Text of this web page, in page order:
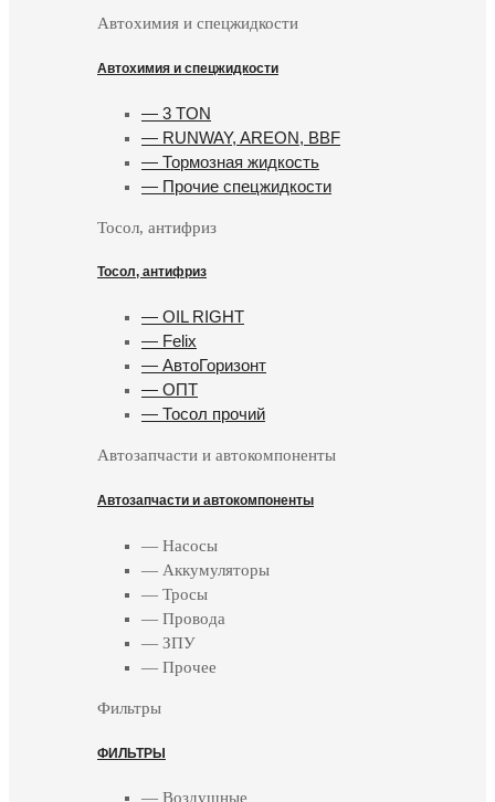
Автохимия и спецжидкости
Автохимия и спецжидкости
— 3 TON
— RUNWAY, AREON, BBF
— Тормозная жидкость
— Прочие спецжидкости
Тосол, антифриз
Тосол, антифриз
— OIL RIGHT
— Felix
— АвтоГоризонт
— ОПТ
— Тосол прочий
Автозапчасти и автокомпоненты
Автозапчасти и автокомпоненты
— Насосы
— Аккумуляторы
— Тросы
— Провода
— ЗПУ
— Прочее
Фильтры
ФИЛЬТРЫ
— Воздушные